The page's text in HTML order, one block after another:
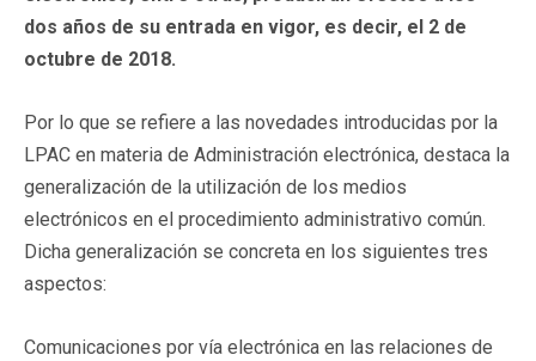
dos años de su entrada en vigor, es decir, el 2 de
octubre de 2018.
Por lo que se refiere a las novedades introducidas por la
LPAC en materia de Administración electrónica, destaca la
generalización de la utilización de los medios
electrónicos en el procedimiento administrativo común.
Dicha generalización se concreta en los siguientes tres
aspectos:
Comunicaciones por vía electrónica en las relaciones de